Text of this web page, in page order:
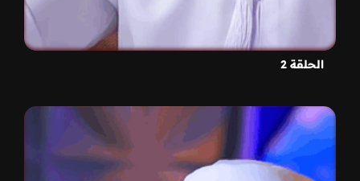
الحلقة 2